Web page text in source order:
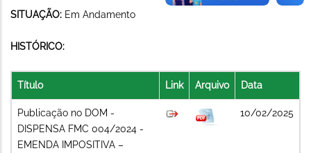
SITUAÇÃO: Em Andamento
HISTÓRICO:
Título Link Arquivo Data
Publicação no DOM -
DISPENSA FMC 004/2024 -
EMENDA IMPOSITIVA –
10/02/2025